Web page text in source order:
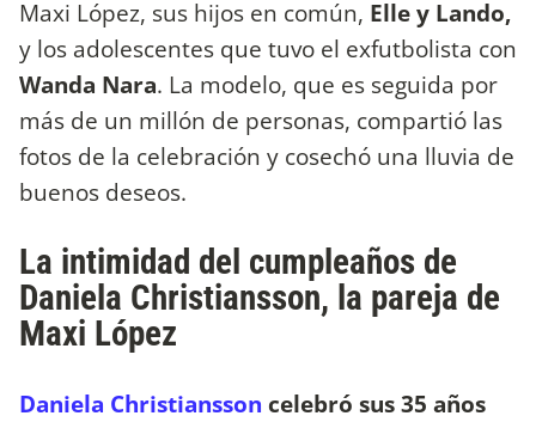
Maxi López, sus hijos en común, Elle y Lando,
y los adolescentes que tuvo el exfutbolista con
Wanda Nara. La modelo, que es seguida por
más de un millón de personas, compartió las
fotos de la celebración y cosechó una lluvia de
buenos deseos.
La intimidad del cumpleaños de
Daniela Christiansson, la pareja de
Maxi López
Daniela Christiansson celebró sus 35 años